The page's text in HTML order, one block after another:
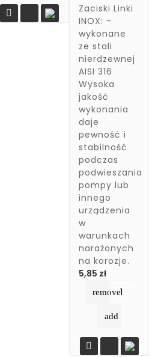

Zaciski Linki
INOX: -
wykonane
ze stali
nierdzewnej
AISI 316
Wysoka
jakość
wykonania
daje
pewność i
stabilność
podczas
podwieszania
pompy lub
innego
urządzenia
w
warunkach
narażonych
na korozje.
5,85 złCena
remove
add
